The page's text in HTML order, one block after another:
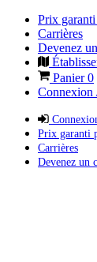
Prix
Carrières
Devenez
Panier0
Connexion
Prix garanti
Carrières
Devenez un